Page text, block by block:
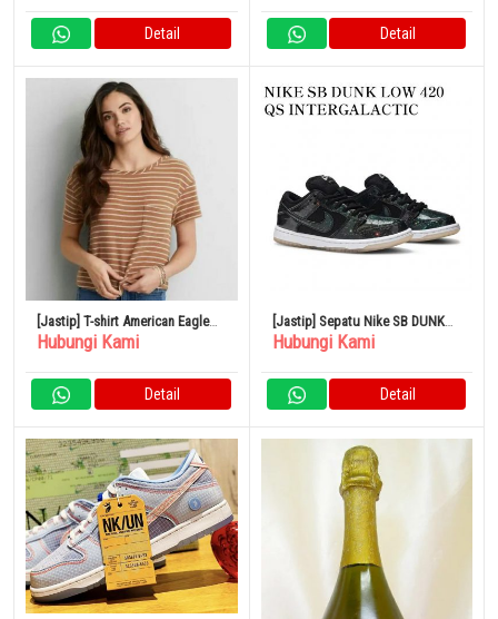
Detail Detail
[Jastip] T-shirt American Eagle
Border
Hubungi Kami
Detail
[Jastip] Sepatu Nike SB DUNK
LOW 420 QS INTERGALACTIC
Hubungi Kami
Detail